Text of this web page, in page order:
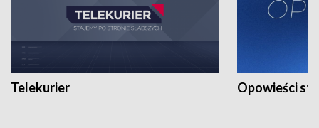
Telekurier Opowieści